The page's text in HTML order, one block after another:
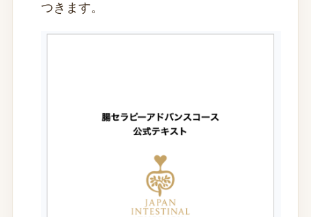
つきます。